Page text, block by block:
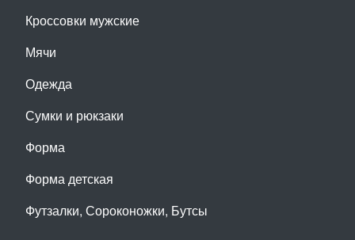
Кроссовки мужские
Мячи
Одежда
Сумки и рюкзаки
Форма
Форма детская
Футзалки, Сороконожки, Бутсы